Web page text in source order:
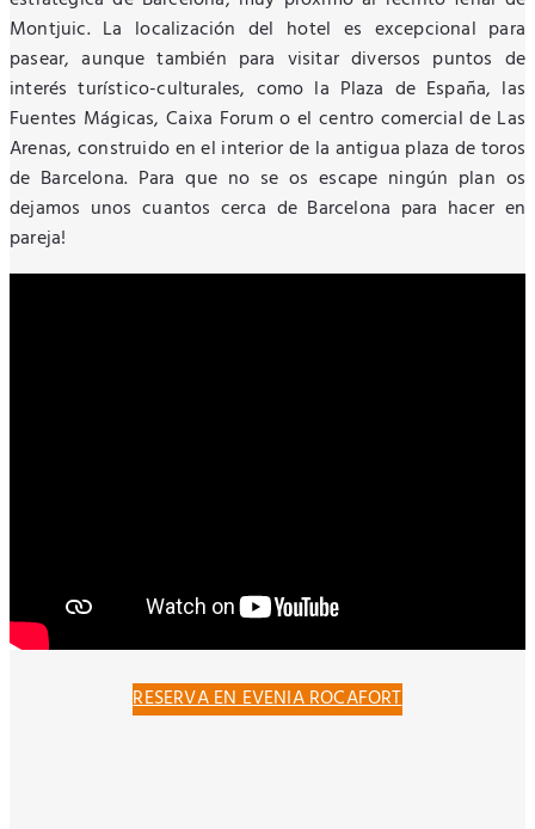
Montjuic. La localización del hotel es excepcional para
pasear, aunque también para visitar diversos puntos de
interés turístico-culturales, como la Plaza de España, las
Fuentes Mágicas, Caixa Forum o el centro comercial de Las
Arenas, construido en el interior de la antigua plaza de toros
de Barcelona. Para que no se os escape ningún plan os
dejamos unos cuantos cerca de Barcelona para hacer en
pareja!
RESERVA EN EVENIA ROCAFORT